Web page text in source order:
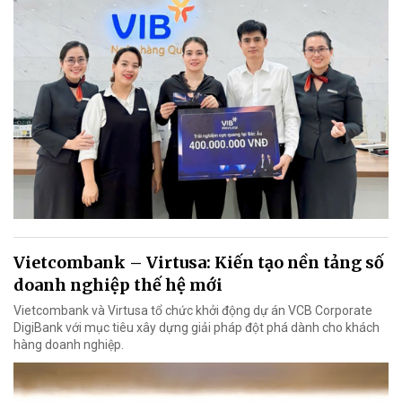
Vietcombank – Virtusa: Kiến tạo nền tảng số
doanh nghiệp thế hệ mới
Vietcombank và Virtusa tổ chức khởi động dự án VCB Corporate
DigiBank với mục tiêu xây dựng giải pháp đột phá dành cho khách
hàng doanh nghiệp.